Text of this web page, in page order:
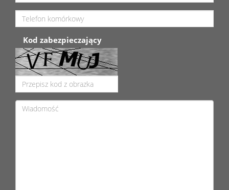
Kod zabezpieczający